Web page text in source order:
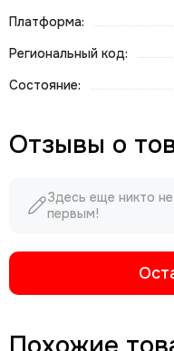
Платформа:
Региональный код:
Состояние:
Отзывы о
Здесь еще никто
первым!